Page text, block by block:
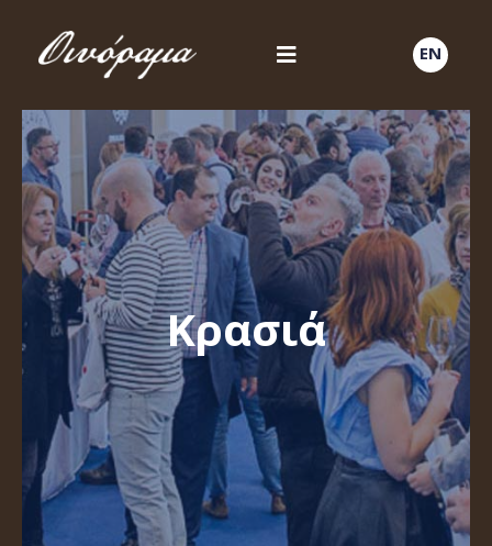
EN
Κρασιά